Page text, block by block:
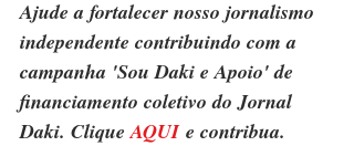
Ajude a fortalecer nosso jornalismo
independente contribuindo com a
campanha 'Sou Daki e Apoio' de
financiamento coletivo do Jornal
Daki. Clique AQUI e contribua.